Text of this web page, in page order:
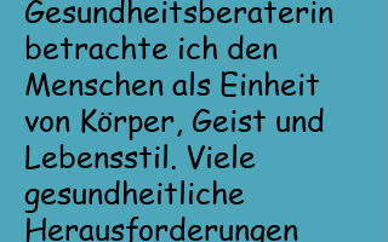
Gesundheitsberaterin
betrachte ich den
Menschen als Einheit
von Körper, Geist und
Lebensstil. Viele
gesundheitliche
Herausforderungen